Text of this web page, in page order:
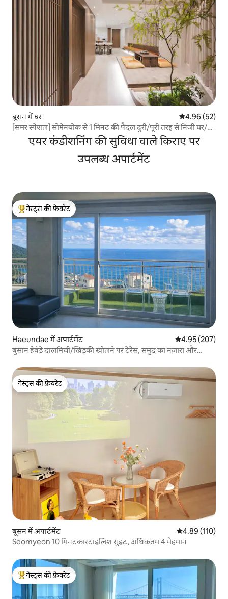
बूसन में घर औसत रेटिंग 5 में
4.96 (52)
[समर स्पेशल] सोमेनयोक से 1 मिनट की पैदल दूरी/पूरी तरह से निजी घर/
परिवार की यात्रा के लिए विशेष/2 बाथरूम, 4 बेड/पहली मंजिल पर सुविधा
एयर कंडीशनिंग की सुविधा वाले किराए पर
उपलब्ध अपार्टमेंट
गेस्ट्स का टॉप फ़ेवरेट
गेस्ट्स की फ़ेवरेट
Haeundae में अपार्टमेंट औसत रेटिंग 5 में से
4.95 (207)
बुसान हेवंडे दालमिची/खिड़की खोलने पर टेरेस, समुद्र का नज़ारा और
गेस्ट्स की फ़ेवरेट
गेस्ट्स की फ़ेवरेट
बूसन में अपार्टमेंट औसत रेटिंग 5 में से
4.89 (110)
Seomyeon 10 मिनटकास्टाइलिश सुइट, अधिकतम 4 मेहमान
गेस्ट्स का टॉप फ़ेवरेट
गेस्ट्स की फ़ेवरेट